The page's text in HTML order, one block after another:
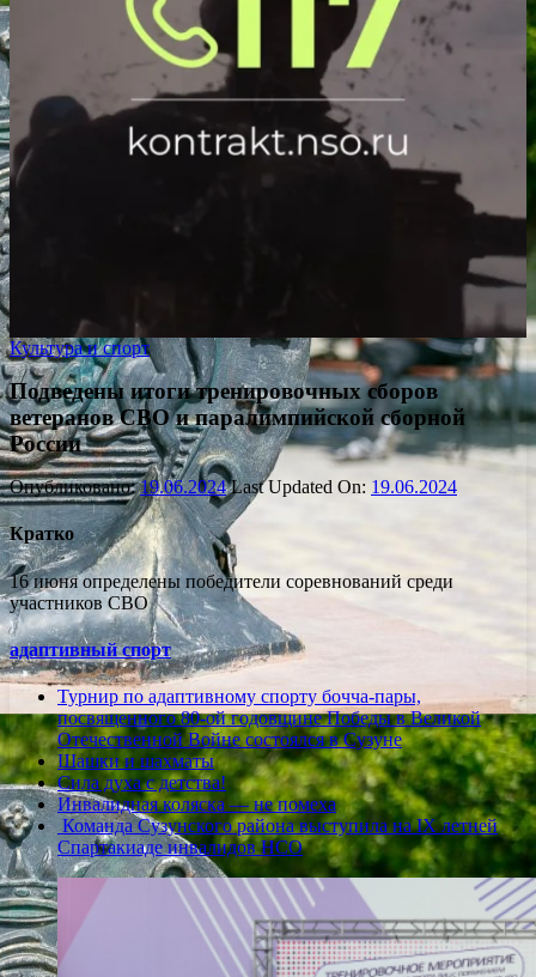
Культура и спорт
Подведены итоги тренировочных сборов
ветеранов СВО и паралимпийской сборной
России
Опубликовано:19.06.2024 Last Updated On: 19.06.2024
Кратко
16 июня определены победители соревнований среди
участников СВО
адаптивный спорт
Турнир по адаптивному спорту бочча-пары,
посвященного 80-ой годовщине Победы в Великой
Отечественной Войне состоялся в Сузуне
Шашки и шахматы
Сила духа с детства!
Инвалидная коляска — не помеха
Команда Сузунского района выступила на IX летней
Спартакиаде инвалидов НСО